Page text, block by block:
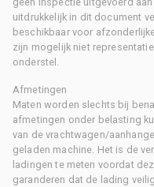
uitdrukkelijk in dit document
beschikbaar voor
zijn mogelijk niet
onderstel.
Afmetingen
Maten worden slechts bij
afmetingen onder belasting
van de vrachtwagen/
geladen machine. Het is de
ladingen te meten voordat
garanderen dat de lading